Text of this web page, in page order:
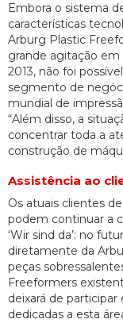
Embora o sistema
características
Arburg Plastic
grande agitação
2013, não foi
segmento de
mundial de
“Além disso, a
concentrar toda a
construção de
Assistência ao
Os atuais clientes
podem continuar a
‘Wir sind da’: no
diretamente da
peças
Freeformers
deixará de
dedicadas a esta